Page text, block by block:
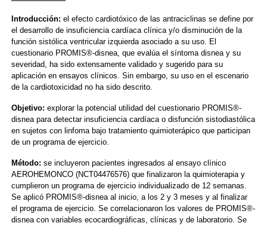
Introducción:el efecto cardiotóxico de las antraciclinas se define por
el desarrollo de insuficiencia cardíaca clínica y/o disminución de la
función sistólica ventricular izquierda asociado a su uso. El
cuestionario PROMIS®-disnea, que evalúa el síntoma disnea y su
severidad, ha sido extensamente validado y sugerido para su
aplicación en ensayos clínicos. Sin embargo, su uso en el escenario
de la cardiotoxicidad no ha sido descrito.
Objetivo: explorar la potencial utilidad del cuestionario PROMIS®-
disnea para detectar insuficiencia cardíaca o disfunción sistodiastólica
en sujetos con linfoma bajo tratamiento quimioterápico que participan
de un programa de ejercicio.
Método: se incluyeron pacientes ingresados al ensayo clínico
AEROHEMONCO (NCT04476576) que finalizaron la quimioterapia y
cumplieron un programa de ejercicio individualizado de 12 semanas.
Se aplicó PROMIS®-disnea al inicio, a los 2 y 3 meses y al finalizar
el programa de ejercicio. Se correlacionaron los valores de PROMIS®-
disnea con variables ecocardiográficas, clínicas y de laboratorio. Se